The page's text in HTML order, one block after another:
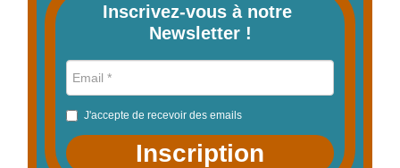
Inscrivez-vous à notre
Newsletter !
J'accepte de recevoir des emails
Inscription